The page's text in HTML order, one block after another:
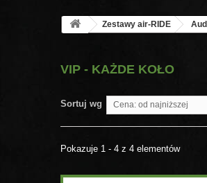
Zestawy air-RIDE
VIP - KAŻDE KOŁO
Sortuj wg Cena: od najniższej
Pokazuje 1 - 4 z 4 elementów